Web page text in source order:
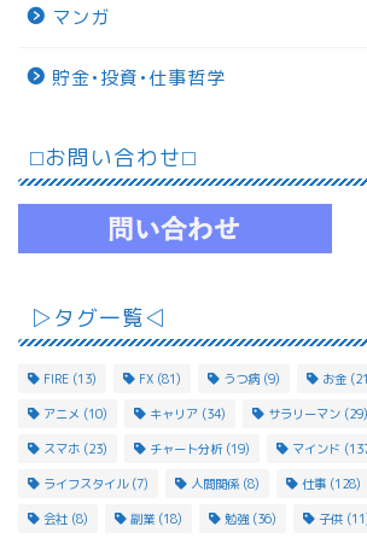
マンガ
貯金•投資•仕事哲学
⬜︎お問い合わせ⬜︎
▷タグ一覧◁
FIRE (13) FX (81) うつ病 (9) お金
アニメ (10) キャリア (34) サラリーマン (29)
スマホ (23) チャート分析 (19) マインド
ライフスタイル(7) 人間関係 (8) 仕事 (128)
会社 (8) 副業 (18) 勉強(36) 子供